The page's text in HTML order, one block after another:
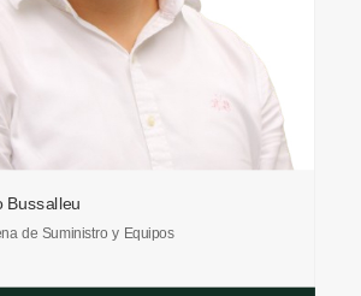
Bussalleu
de Suministro y Equipos